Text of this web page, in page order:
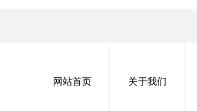
网站首页 关于我们